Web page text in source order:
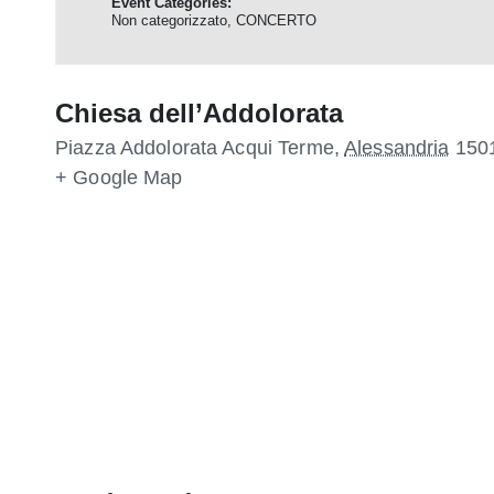
Non categorizzato, CONCERTO
Chiesa dell’Addolorata
Piazza Addolorata Acqui Terme, Alessandria
+ Google Map